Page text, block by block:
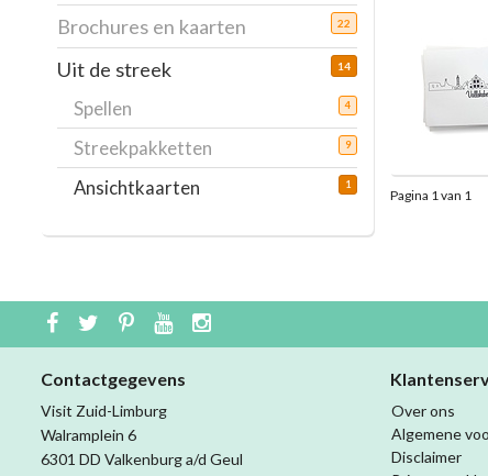
Brochures en kaarten 22
Uit de streek 14
Spellen 4
Streekpakketten 9
Ansichtkaarten 1
Pagina 1 van 1
Contactgegevens
Visit Zuid-Limburg
Walramplein 6
6301 DD Valkenburg a/d Geul
Over ons
Algemene
Disclaimer